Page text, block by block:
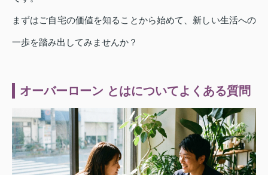
まずはご自宅の価値を知ることから始めて、新しい生活への
一歩を踏み出してみませんか？
オーバーローン とはについてよくある質問